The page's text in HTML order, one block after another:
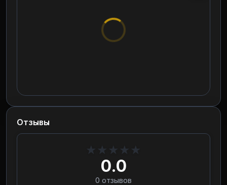
Отзывы
★ ★ ★ ★ ★
0.0
0 отзывов